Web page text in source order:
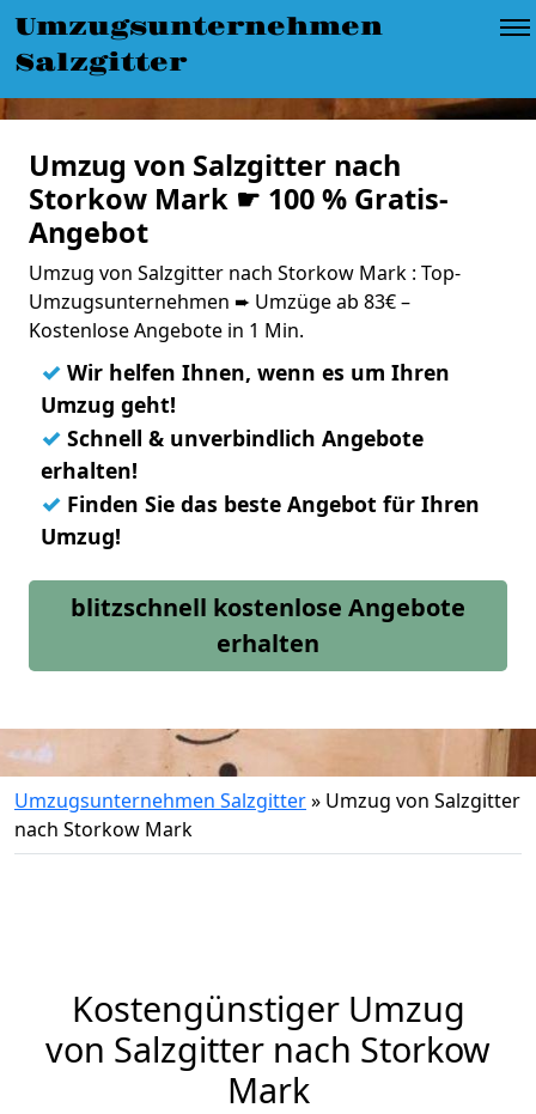
Umzugsunternehmen
Salzgitter
Umzug von Salzgitter nach
Storkow Mark ☛ 100 % Gratis-
Angebot
Umzug von Salzgitter nach Storkow Mark : Top-
Umzugsunternehmen ➨ Umzüge ab 83€ –
Kostenlose Angebote in 1 Min.
✓ Wir helfen Ihnen, wenn es um Ihren
Umzug geht!
✓ Schnell & unverbindlich Angebote
erhalten!
✓ Finden Sie das beste Angebot für Ihren
Umzug!
blitzschnell kostenlose Angebote
erhalten
Umzugsunternehmen Salzgitter» Umzug von Salzgitter
nach Storkow Mark
Kostengünstiger Umzug
von Salzgitter nach Storkow
Mark